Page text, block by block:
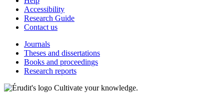
Accessibility
Research Guide
Contact us
Journals
Theses and dissertations
Books and proceedings
Research reports
Cultivate your knowledge.